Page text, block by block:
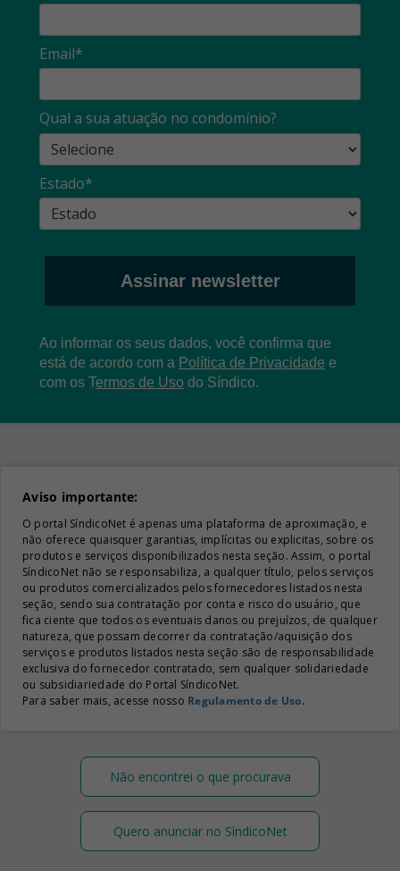
Email*
Qual a sua atuação no condomínio?
Estado*
Assinar newsletter
Ao informar os seus dados, você confirma que
está de acordo com a Política de Privacidade e
com os Termos de Uso do Síndico.
Aviso importante:
O portal SíndicoNet é apenas uma plataforma de aproximação, e
não oferece quaisquer garantias, implícitas ou explicitas, sobre os
produtos e serviços disponibilizados nesta seção. Assim, o portal
SíndicoNet não se responsabiliza, a qualquer título, pelos serviços
ou produtos comercializados pelos fornecedores listados nesta
seção, sendo sua contratação por conta e risco do usuário, que
fica ciente que todos os eventuais danos ou prejuízos, de qualquer
natureza, que possam decorrer da contratação/aquisição dos
serviços e produtos listados nesta seção são de responsabilidade
exclusiva do fornecedor contratado, sem qualquer solidariedade
ou subsidiariedade do Portal SíndicoNet.
Para saber mais, acesse nosso Regulamento de Uso.
Não encontrei o que procurava
Quero anunciar no SíndicoNet